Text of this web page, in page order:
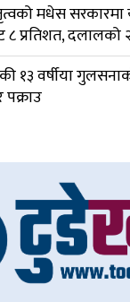
मधेस सरकारमा
८ प्रतिशत, दलालको
१३ वर्षीया
पक्राउ